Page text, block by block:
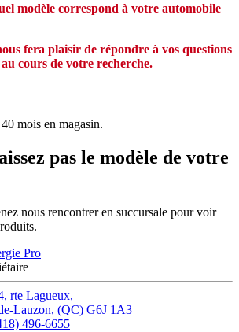
modèle correspond à votre automobile
fera plaisir de répondre à vos questions
cours de votre recherche.
mois en magasin.
pas le modèle de votre
nous rencontrer en succursale pour voir
rte Lagueux,
Lauzon, (QC) G6J 1A3
496-6655